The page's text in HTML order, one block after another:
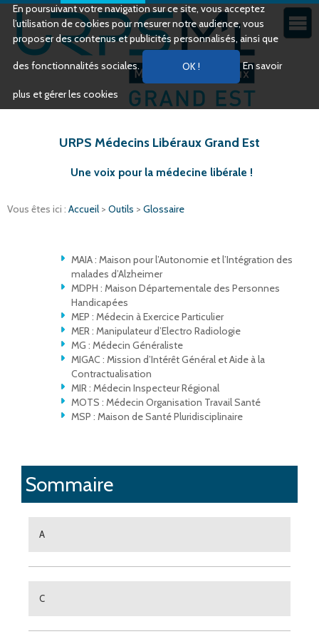
En poursuivant votre navigation sur ce site, vous acceptez
l’utilisation de cookies pour mesurer notre audience, vous
proposer des contenus et publicités personnalisés, ainsi que
des fonctionnalités sociales. En savoir
plus et gérer les cookies
URPS Médecins Libéraux Grand Est
Une voix pour la médecine libérale !
Vous êtes ici : Accueil > Outils > Glossaire
MAIA : Maison pour l’Autonomie et l’Intégration des
malades d’Alzheimer
MDPH : Maison Départementale des Personnes
Handicapées
MEP : Médecin à Exercice Particulier
MER : Manipulateur d’Electro Radiologie
MG : Médecin Généraliste
MIGAC : Mission d’Intérêt Général et Aide à la
Contractualisation
MIR : Médecin Inspecteur Régional
MOTS : Médecin Organisation Travail Santé
MSP : Maison de Santé Pluridisciplinaire
Sommaire
A
C